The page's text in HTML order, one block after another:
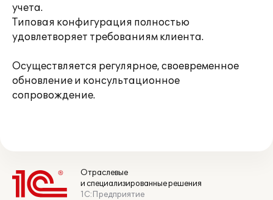
учета.
Типовая конфигурация полностью
удовлетворяет требованиям клиента.
Осуществляется регулярное, своевременное
обновление и консультационное
сопровождение.
Отраслевые
и специализированные решения
1С:Предприятие